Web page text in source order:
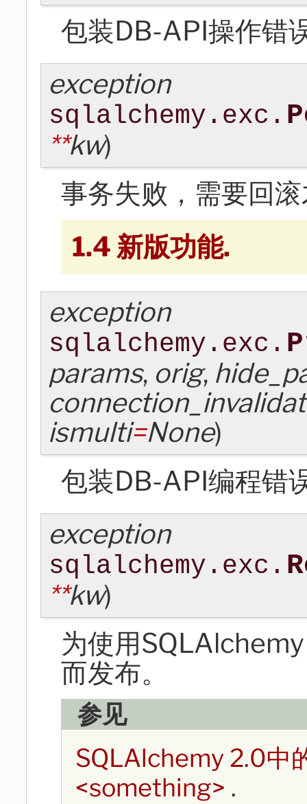
包装DB-API操作错
exception
sqlalchemy.exc.
**kw)
事务失败，需要回
1.4 新版功能.
exception
sqlalchemy.exc.
params, orig,
ismulti=None)
包装DB-API编程错
exception
sqlalchemy.exc.
**kw)
为使用
而发布。
参见
SQLAlchemy 2.0中
<something> .